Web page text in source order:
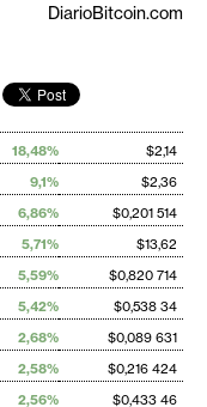
DiarioBitcoin.com
18,48%
$2,14
9,1%
$2,36
6,86%
$0,201 514
5,71%
$13,62
5,59%
$0,820 714
5,42%
$0,538 34
2,68%
$0,089 631
2,58%
$0,216 424
2,56% $0,433 46